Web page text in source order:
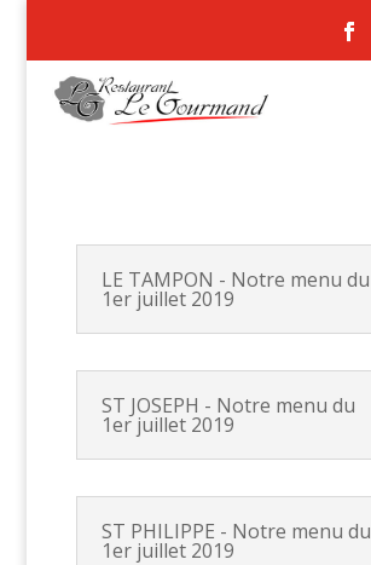
LE TAMPON - Notre menu du
1er juillet 2019
ST JOSEPH - Notre menu du
1er juillet 2019
ST PHILIPPE - Notre menu du
1er juillet 2019